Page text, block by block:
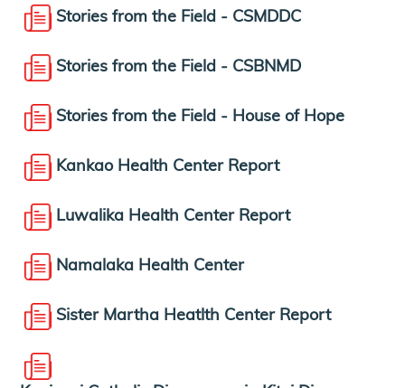
Stories from the Field - CSMDDC
Stories from the Field - CSBNMD
Stories from the Field - House of Hope
Kankao Health Center Report
Luwalika Health Center Report
Namalaka Health Center
Sister Martha Heatlth Center Report